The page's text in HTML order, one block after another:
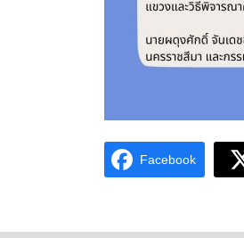
Facebook